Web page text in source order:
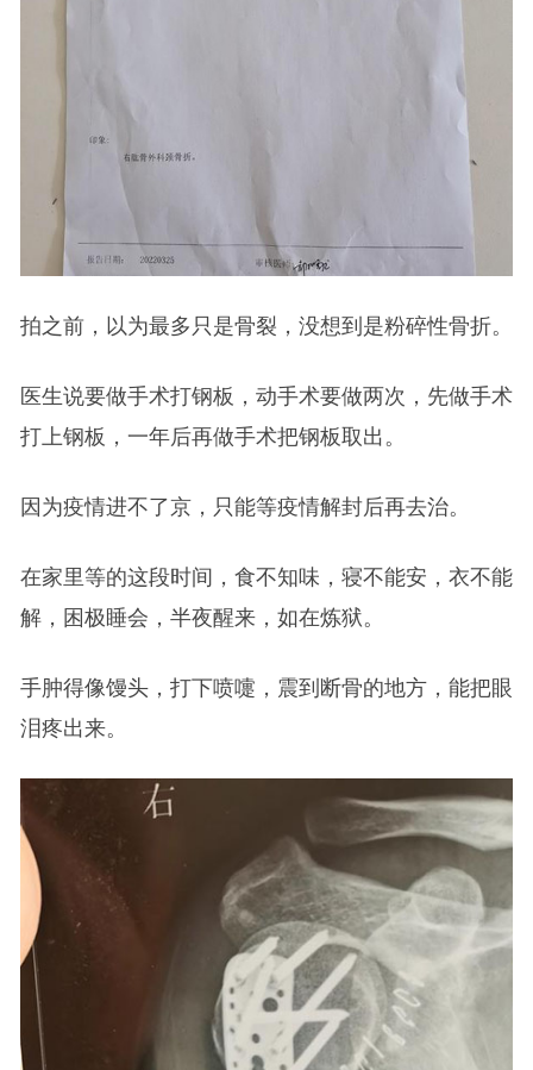
拍之前，以为最多只是骨裂，没想到是粉碎性骨折。
医生说要做手术打钢板，动手术要做两次，先做手术
打上钢板，一年后再做手术把钢板取出。
因为疫情进不了京，只能等疫情解封后再去治。
在家里等的这段时间，食不知味，寝不能安，衣不能
解，困极睡会，半夜醒来，如在炼狱。
手肿得像馒头，打下喷嚏，震到断骨的地方，能把眼
泪疼出来。